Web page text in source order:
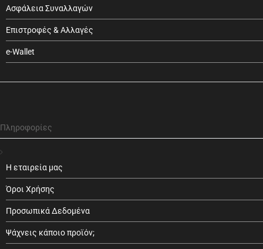
Ασφάλεια Συναλλαγών
Επιστροφές & Αλλαγές
e-Wallet
Πληροφορίες
Η εταιρεία μας
Όροι Χρήσης
Προσωπικά Δεδομένα
Ψάχνεις κάποιο προϊόν;